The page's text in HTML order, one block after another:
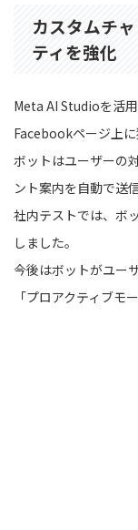
カスタムチ
ティを強化
Meta AI Studioを活
Facebookページ上に
ボットはユーザーの
ント案内を自動で送
社内テストでは、ボ
しました。
今後はボットがユー
「プロアクティブモ